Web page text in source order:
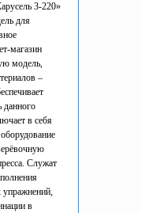
3-220»
для
магазин
модель,
–
данного
в себя
Служат
упражнений,
в